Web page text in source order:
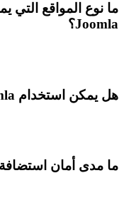
ما نوع المواقع التي
Joomla؟
هل يمكن استخدام Joomla للتجارة الإلكترونية؟
ما مدى أمان استضافة Joomla؟